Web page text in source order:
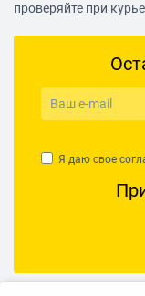
проверяйте при
Я даю свое